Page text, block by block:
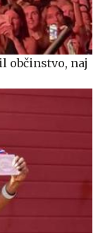
občinstvo, naj